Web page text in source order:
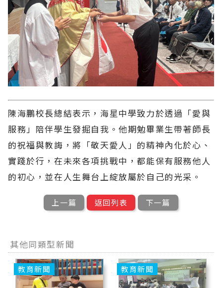
陳海鵬校長總結表示，海星中學致力於透過「愛與
服務」陪伴學生發掘自我。他期勉畢業生帶著師長
的祝福與教誨，將「敬天愛人」的精神內化於心、
實踐於行，在未來各項挑戰中，都能保有服務他人
的初心，並在人生舞台上綻放屬於自己的光采。
上一篇 返回列表 下一篇
其他同類型新聞
教育新聞 教育新聞